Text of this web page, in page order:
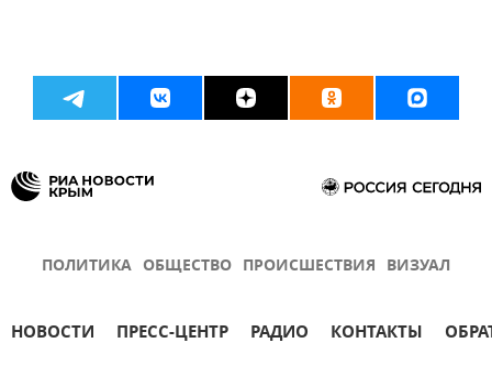
ПОЛИТИКА ОБЩЕСТВО ПРОИСШЕСТВИЯ ВИЗУАЛ
НОВОСТИ ПРЕСС-ЦЕНТР РАДИО КОНТАКТЫ